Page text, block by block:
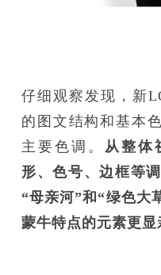
仔细观察发现，新
的图文结构和基本
主要色调。
从整体
形、色号、边框等
“母亲河”和“绿色大
蒙牛特点的元素更显